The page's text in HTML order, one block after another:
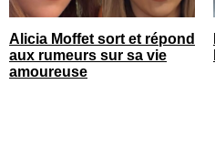
Alicia Moffet sort et répond
aux rumeurs sur sa vie
amoureuse